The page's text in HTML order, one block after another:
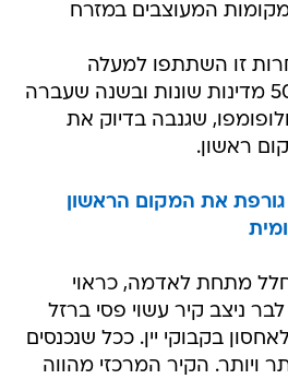
המעוצבים במזרח
זו השתתפו למעלה
מ-800 בתי עסק מ-50 מדינות שונות ובשנה שעברה
שגנבה בדיוק את
ראשון.
גורפת את המקום הראשון
מתחת לאדמה, כראוי
לבר ניצב קיר עשוי פסי ברזל
בקבוקי יין. ככל שנכנסים
ויותר. הקיר המרכזי מהווה